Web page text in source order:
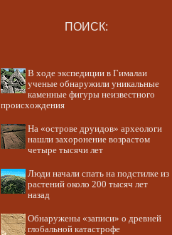
ПОИСК:
В ходе экспедиции в Гималаи
ученые обнаружили уникальные
каменные фигуры неизвестного
происхождения
На «острове друидов» археологи
нашли захоронение возрастом
четыре тысячи лет
Люди начали спать на подстилке из
растений около 200 тысяч лет
назад
Обнаружены «записи» о древней
глобальной катастрофе